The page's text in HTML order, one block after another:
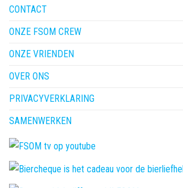
CONTACT
ONZE FSOM CREW
ONZE VRIENDEN
OVER ONS
PRIVACYVERKLARING
SAMENWERKEN